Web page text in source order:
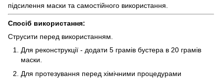
підсилення маски та самостійного використання.
Спосіб використання:
Струсити перед використанням.
Для реконструкції - додати 5 грамів бустера в 20 грамів
маски.
Для протезування перед хімічними процедурами